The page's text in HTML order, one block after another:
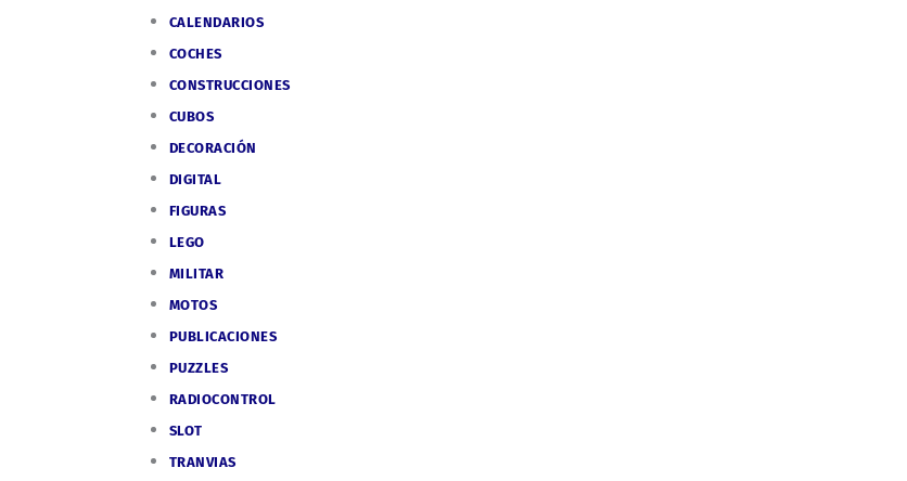
CALENDARIOS
COCHES
CONSTRUCCIONES
CUBOS
DECORACIÓN
DIGITAL
FIGURAS
LEGO
MILITAR
MOTOS
PUBLICACIONES
PUZZLES
RADIOCONTROL
SLOT
TRANVIAS